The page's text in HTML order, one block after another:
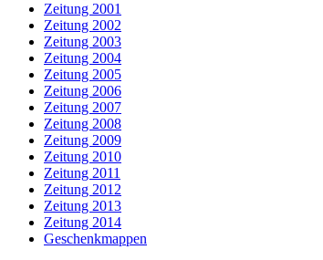
Zeitung 2001
Zeitung 2002
Zeitung 2003
Zeitung 2004
Zeitung 2005
Zeitung 2006
Zeitung 2007
Zeitung 2008
Zeitung 2009
Zeitung 2010
Zeitung 2011
Zeitung 2012
Zeitung 2013
Zeitung 2014
Geschenkmappen